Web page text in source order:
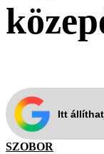
Itt
SZOBOR